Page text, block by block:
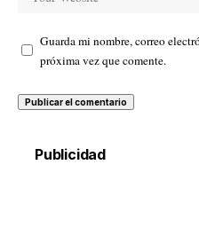
Guarda mi nombre, correo
próxima vez que comente.
Publicidad